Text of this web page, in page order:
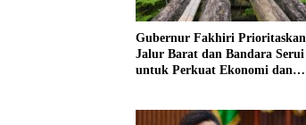
Gubernur Fakhiri Prioritaskan
Jalur Barat dan Bandara Serui
untuk Perkuat Ekonomi dan